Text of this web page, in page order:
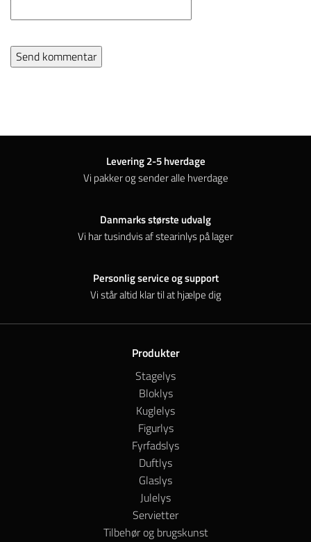
Levering 2-5 hverdage
Vi pakker og sender alle hverdage
Danmarks største udvalg
Vi har tusindvis af stearinlys på lager
Personlig service og support
Vi står altid klar til at hjælpe dig
Produkter
Stagelys
Bloklys
Kuglelys
Figurlys
Fyrfadslys
Duftlys
Glaslys
Julelys
Servietter
Tilbehør og brugskunst